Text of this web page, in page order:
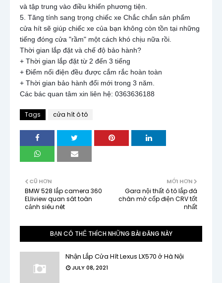
và tập trung vào điều khiển phương tiện.
5. Tăng tính sang trọng chiếc xe Chắc chắn sản phẩm
cửa hít sẽ giúp chiếc xe của bạn không còn tồn tại những
tiếng đóng cửa "rầm" một cách khó chịu nữa rồi.
Thời gian lắp đặt và chế độ bảo hành?
+ Thời gian lắp đặt từ 2 đến 3 tiếng
+ Điểm nối điện đều được cắm rắc hoàn toàn
+ Thời gian bảo hành đổi mới trong 3 năm.
Các bác quan tâm xin liên hệ: 0363636188
Tags cửa hít ô tô
MỚI HƠN
Gara nội thất ô tô lắp đá
chân mở cốp điện CRV tốt
nhất
CŨ HƠN
BMW 528 lắp camera 360
ELliview quan sát toàn
cảnh siêu nét
BẠN CÓ THỂ THÍCH NHỮNG BÀI ĐĂNG NÀY
Nhận Lắp Cửa Hít Lexus LX570 ở Hà Nội
JULY 08, 2021